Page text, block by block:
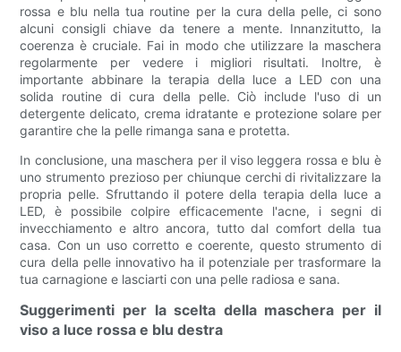
rossa e blu nella tua routine per la cura della pelle, ci sono
alcuni consigli chiave da tenere a mente. Innanzitutto, la
coerenza è cruciale. Fai in modo che utilizzare la maschera
regolarmente per vedere i migliori risultati. Inoltre, è
importante abbinare la terapia della luce a LED con una
solida routine di cura della pelle. Ciò include l'uso di un
detergente delicato, crema idratante e protezione solare per
garantire che la pelle rimanga sana e protetta.
In conclusione, una maschera per il viso leggera rossa e blu è
uno strumento prezioso per chiunque cerchi di rivitalizzare la
propria pelle. Sfruttando il potere della terapia della luce a
LED, è possibile colpire efficacemente l'acne, i segni di
invecchiamento e altro ancora, tutto dal comfort della tua
casa. Con un uso corretto e coerente, questo strumento di
cura della pelle innovativo ha il potenziale per trasformare la
tua carnagione e lasciarti con una pelle radiosa e sana.
Suggerimenti per la scelta della maschera per il
viso a luce rossa e blu destra